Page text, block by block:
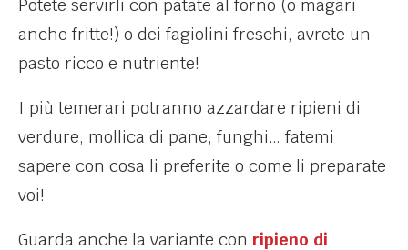
Potete servirli con patate al forno (o magari
anche fritte!) o dei fagiolini freschi, avrete un
pasto ricco e nutriente!
I più temerari potranno azzardare ripieni di
verdure, mollica di pane, funghi… fatemi
sapere con cosa li preferite o come li preparate
voi!
Guarda anche la variante con ripieno di